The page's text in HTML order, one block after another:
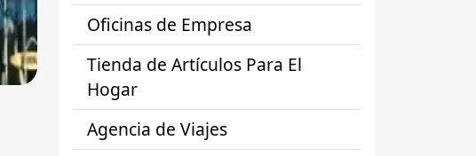
Oficinas de Empresa
Tienda de Artículos Para El
Hogar
Agencia de Viajes